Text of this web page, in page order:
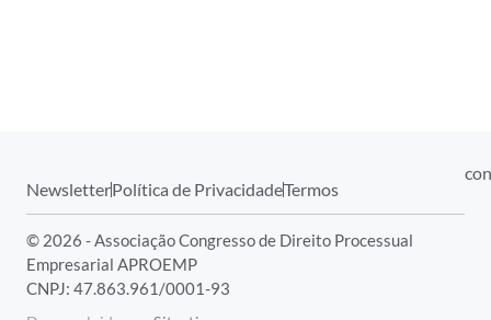
NewsletterPolítica de PrivacidadeTermos
© 2026 - Associação Congresso de Direito Processual
Empresarial APROEMP
CNPJ: 47.863.961/0001-93